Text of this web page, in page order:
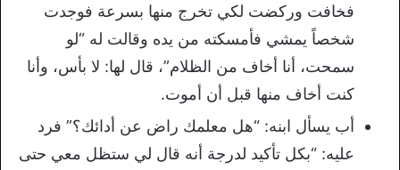
فخافت وركضت لكي تخرج منها بسرعة فوجدت
شخصاً يمشي فأمسكته من يده وقالت له “لو
سمحت، أنا أخاف من الظلام”، قال لها: لا بأس، وأنا
كنت أخاف منها قبل أن أموت.
أب يسأل ابنه: “هل معلمك راض عن أدائك؟” فرد
عليه: “بكل تأكيد لدرجة أنه قال لي ستظل معي حتى